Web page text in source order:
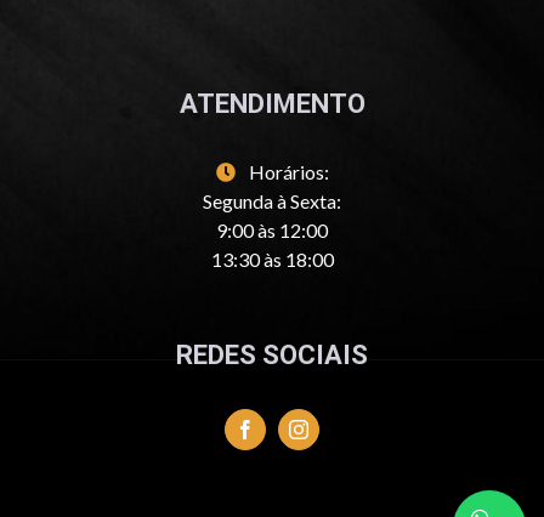
ATENDIMENTO
Horários:
Segunda à Sexta:
9:00 às 12:00
13:30 às 18:00
REDES SOCIAIS